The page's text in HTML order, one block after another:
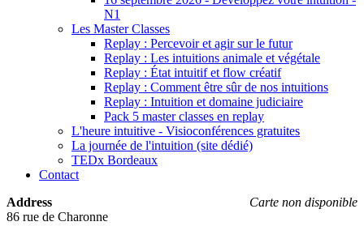
N1
Les Master Classes
Replay : Percevoir et agir sur le futur
Replay : Les intuitions animale et végétale
Replay : État intuitif et flow créatif
Replay : Comment être sûr de nos intuitions
Replay : Intuition et domaine judiciaire
Pack 5 master classes en replay
L'heure intuitive - Visioconférences gratuites
La journée de l'intuition (site dédié)
TEDx Bordeaux
Contact
Carte non disponible
Address
86 rue de Charonne